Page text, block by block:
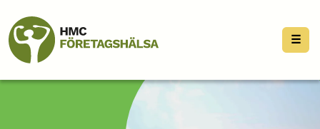
☰